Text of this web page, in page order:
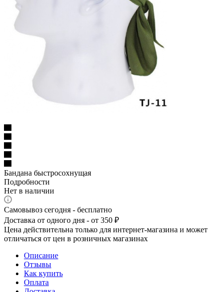
Бандана быстросохнущая
Подробности
Нет в наличии
Самовывоз сегодня - бесплатно
Доставка от одного дня - от 350 ₽
Цена действительна только для интернет-магазина и может
отличаться от цен в розничных магазинах
Описание
Отзывы
Как купить
Оплата